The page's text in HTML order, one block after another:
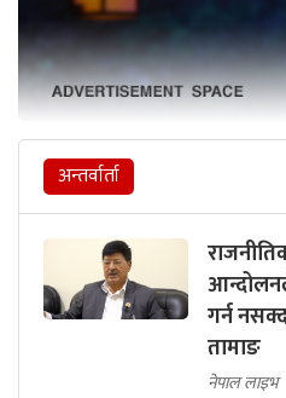
अन्तर्वार्ता
गर्न
तामाङ
नेपाल लाइभ